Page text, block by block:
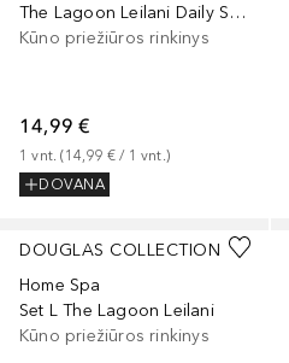
The Lagoon Leilani Daily Spa Set
Kūno priežiūros rinkinys
14,99 €
1 vnt. (14,99 € / 1 vnt.)
DOVANA
DOUGLAS COLLECTION
Home Spa
Set L The Lagoon Leilani
Kūno priežiūros rinkinys